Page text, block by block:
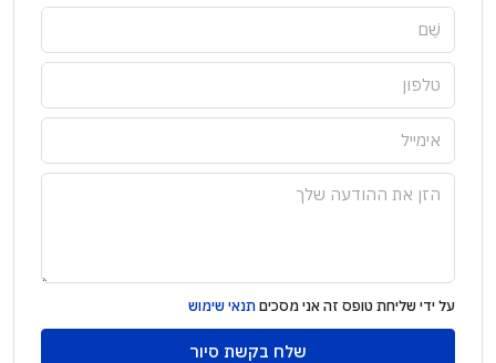
על ידי שליחת טופס זה אני מסכיםתנאי שימוש
שלח בקשת סיור